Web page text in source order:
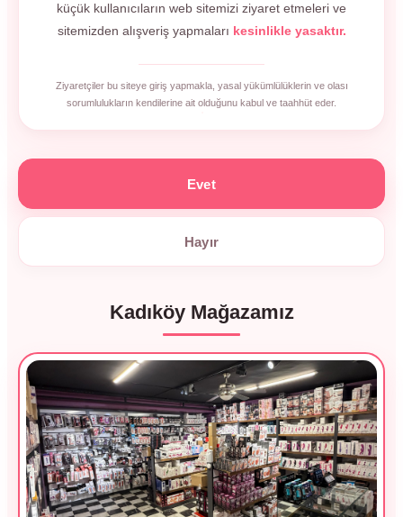
küçük kullanıcıların web sitemizi ziyaret etmeleri ve
sitemizden alışveriş yapmaları kesinlikle yasaktır.
Ziyaretçiler bu siteye giriş yapmakla, yasal yükümlülüklerin ve olası
sorumlulukların kendilerine ait olduğunu kabul ve taahhüt eder.
Kadıköy Mağazamız
Evet
Hayır